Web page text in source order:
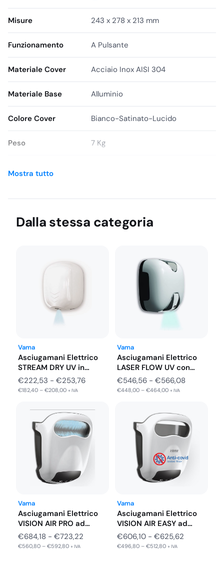
Misure 243 x 278 x 213 mm
Funzionamento A Pulsante
Materiale Cover Acciaio Inox AISI 304
Materiale Base Alluminio
Colore Cover Bianco-Satinato-Lucido
Peso 7 Kg
SKU 8033267171123
Mostra tutto
Dalla stessa categoria
Vama
Asciugamani Elettrico
STREAM DRY UV in
Acciao Inox…
€222,53 - €253,76Fascia
da
€222,53
a
€182,40 – €208,00 + IVA
Vama
Asciugamani Elettrico
LASER FLOW UV con
Doppio Filtro…
€546,56 - €566,08
da
€546,56
a
€448,00 – €464,00 + IVA
Vama
Asciugamani Elettrico
VISION AIR PRO ad
Inserimento Frontale…
€684,18 - €723,22
€560,80 – €592,80 + IVA
Vama
Asciugamani Elettrico
VISION AIR EASY ad
Inserimento Frontale…
€606,10 - €625,62
€496,80 – €512,80 + IVA